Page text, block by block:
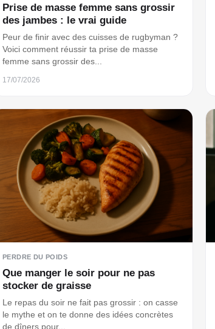
Prise de masse femme sans grossir
des jambes : le vrai guide
Peur de finir avec des cuisses de rugbyman ?
Voici comment réussir ta prise de masse
femme sans grossir des...
17/07/2026
PERDRE DU POIDS
Que manger le soir pour ne pas
stocker de graisse
Le repas du soir ne fait pas grossir : on casse
le mythe et on te donne des idées concrètes
de dîners pour...